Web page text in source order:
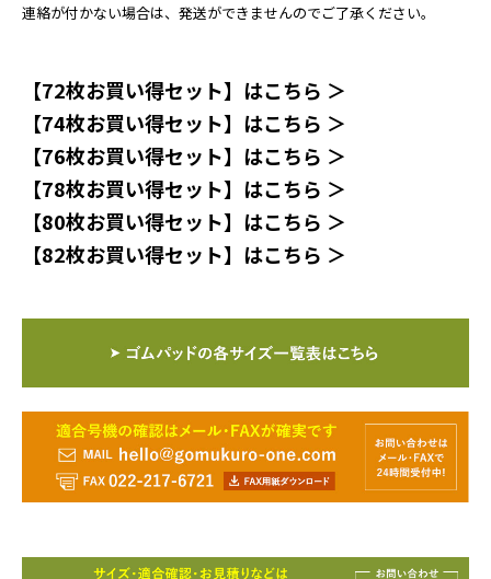
連絡が付かない場合は、発送ができませんのでご了承ください。
【72枚お買い得セット】はこちら ＞
【74枚お買い得セット】はこちら ＞
【76枚お買い得セット】はこちら ＞
【78枚お買い得セット】はこちら ＞
【80枚お買い得セット】はこちら ＞
【82枚お買い得セット】はこちら ＞